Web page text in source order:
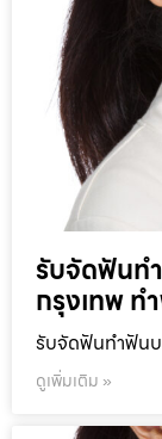
รับจัดฟันท
กรุงเทพ
รับจัดฟันทำฟัน
ดูเพิ่มเติม »